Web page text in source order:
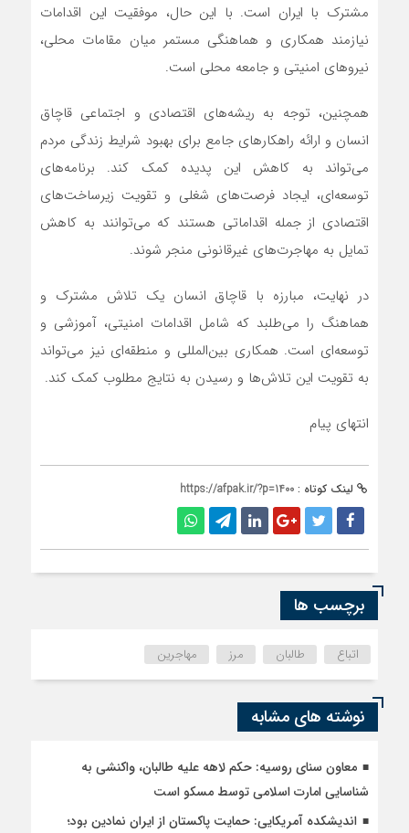
مشترک با ایران است. با این حال، موفقیت این اقدامات
نیازمند همکاری و هماهنگی مستمر میان مقامات محلی،
نیروهای امنیتی و جامعه محلی است.
همچنین، توجه به ریشه‌های اقتصادی و اجتماعی قاچاق
انسان و ارائه راهکارهای جامع برای بهبود شرایط زندگی مردم
می‌تواند به کاهش این پدیده کمک کند. برنامه‌های
توسعه‌ای، ایجاد فرصت‌های شغلی و تقویت زیرساخت‌های
اقتصادی از جمله اقداماتی هستند که می‌توانند به کاهش
تمایل به مهاجرت‌های غیرقانونی منجر شوند.
در نهایت، مبارزه با قاچاق انسان یک تلاش مشترک و
هماهنگ را می‌طلبد که شامل اقدامات امنیتی، آموزشی و
توسعه‌ای است. همکاری بین‌المللی و منطقه‌ای نیز می‌تواند
به تقویت این تلاش‌ها و رسیدن به نتایج مطلوب کمک کند.
انتهای پیام
لینک کوتاه : https://afpak.ir/?p=1400
برچسب ها
اتباع طالبان مرز مهاجرین
نوشته های مشابه
معاون سنای روسیه: حکم لاهه علیه طالبان، واکنشی به
شناسایی امارت اسلامی توسط مسکو است
اندیشکده آمریکایی: حمایت پاکستان از ایران نمادین بود؛